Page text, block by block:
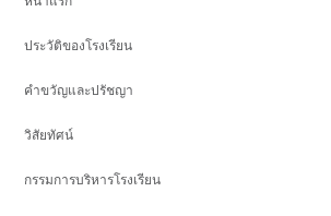
ประวัติของโรงเรียน
คำขวัญและปรัชญา
วิสัยทัศน์
กรรมการบริหารโรงเรียน